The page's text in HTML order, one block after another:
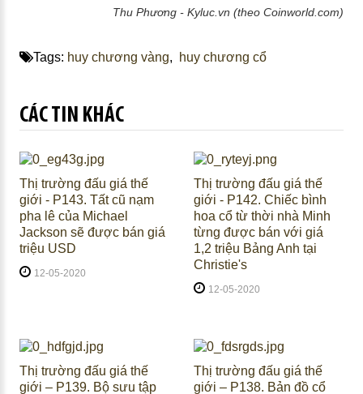
Thu Phương - Kyluc.vn (theo Coinworld.com)
Tags: huy chương vàng, huy chương cổ
CÁC TIN KHÁC
Thị trường đấu giá thế
giới - P143. Tất cũ nạm
pha lê của Michael
Jackson sẽ được bán giá
triệu USD
12-05-2020
Thị trường đấu giá thế
giới - P142. Chiếc bình
hoa cổ từ thời nhà Minh
từng được bán với giá
1,2 triệu Bảng Anh tại
Christie's
12-05-2020
Thị trường đấu giá thế
giới – P139. Bộ sưu tập
Thị trường đấu giá thế
giới – P138. Bản đồ cổ